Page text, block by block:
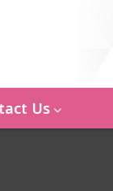
Us